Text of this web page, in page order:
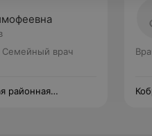
Семейный врач
районная